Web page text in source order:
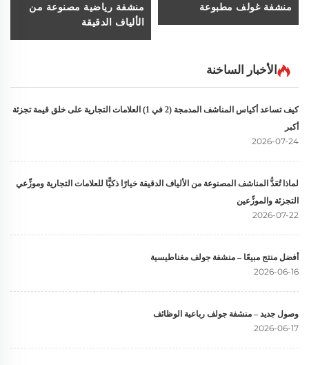
منشفة غولف مطبوعة
منشفة رياضية مصنوعة من
الألياف الدقيقة
الأخبار الساخنة
كيف تساعد أكياس المناشف المدمجة (2 في 1) العلامات التجارية على خلق قيمة تجزئة
أكبر
2026-07-24
لماذا تُعَدُّ المناشف المصنوعة من الألياف الدقيقة خيارًا ذكيًّا للعلامات التجارية وموزِّعي
التجزئة والموزِّعين
2026-07-22
أفضل منتج مبيعًا – منشفة جولف مغناطيسية
2026-06-16
وصول جديد – منشفة جولف رباعية الوظائف
2026-06-17